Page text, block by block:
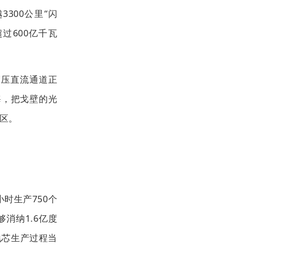
公里“闪
过600亿千瓦
直流通道正
把戈壁的光
。
时生产750个
消纳1.6亿度
生产过程当